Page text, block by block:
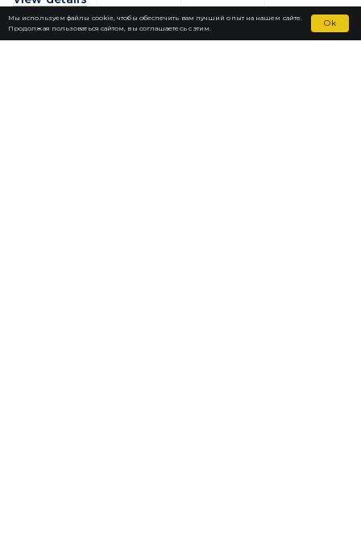
Мы используем файлы cookie, чтобы обеспечить вам лучший опыт на нашем сайте.
Продолжая пользоваться сайтом, вы соглашаетесь с этим.
Ok